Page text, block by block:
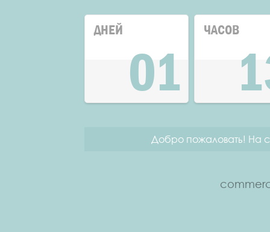
ДНЕЙ
01
ЧАСОВ
Добро пожаловать! На